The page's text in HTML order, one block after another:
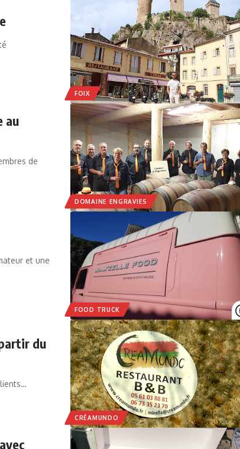
FOIX
DOMAINE ENGRAVIES
au
de
FOOD TRUCK
et une
CRÉAMUNDO
du